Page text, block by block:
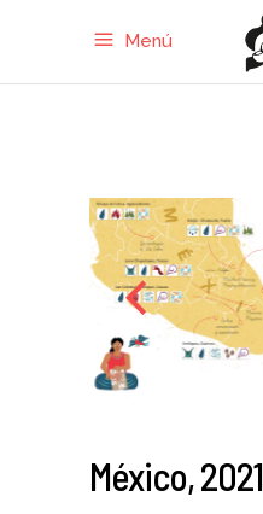
Menú
México, 2021